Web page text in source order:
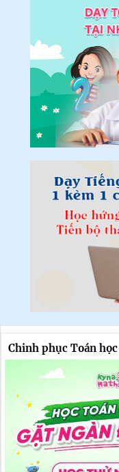
Chinh phục Toán